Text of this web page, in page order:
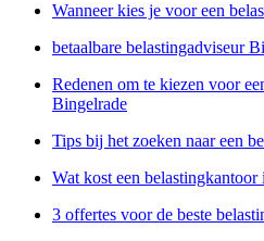
Wanneer kies je voor een
betaalbare belastingadviseur
Redenen om te kiezen voor
Bingelrade
Tips bij het zoeken naar een
Wat kost een
3 offertes voor de beste